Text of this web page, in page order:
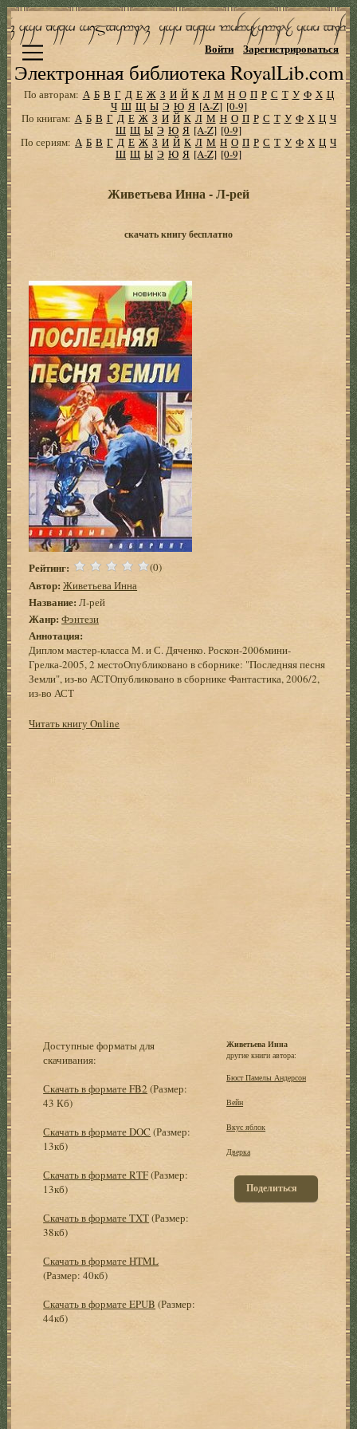
Электронная библиотека RoyalLib.com
Войти Зарегистрироваться
По авторам: А Б В Г Д Е Ж З И Й К Л М Н О П Р С Т У Ф Х Ц
Ч Ш Щ Ы Э Ю Я [A-Z] [0-9]
По книгам: А Б В Г Д Е Ж З И Й К Л М Н О П Р С Т У Ф Х Ц Ч
Ш Щ Ы Э Ю Я [A-Z] [0-9]
По сериям: А Б В Г Д Е Ж З И Й К Л М Н О П Р С Т У Ф Х Ц Ч
Ш Щ Ы Э Ю Я [A-Z] [0-9]
Живетьева Инна - Л-рей
скачать книгу бесплатно
Рейтинг: (0)
Автор: Живетьева Инна
Название: Л-рей
Жанр: Фэнтези
Аннотация:
Диплом мастер-класса М. и С. Дяченко. Роскон-2006мини-
Грелка-2005, 2 местоОпубликовано в сборнике: "Последняя песня
Земли", из-во АСТОпубликовано в сборнике Фантастика, 2006/2,
из-во АСТ
Читать книгу Online
Доступные форматы для
скачивания:
Скачать в формате FB2 (Размер:
43 Кб)
Скачать в формате DOC (Размер:
13кб)
Скачать в формате RTF(Размер:
13кб)
Скачать в формате TXT(Размер:
38кб)
Скачать в формате HTML
(Размер: 40кб)
Скачать в формате EPUB (Размер:
44кб)
Живетьева Инна
другие книги автора:
Бюст Памелы Андерсон
Вейн
Вкус яблок
Дверка
Поделиться